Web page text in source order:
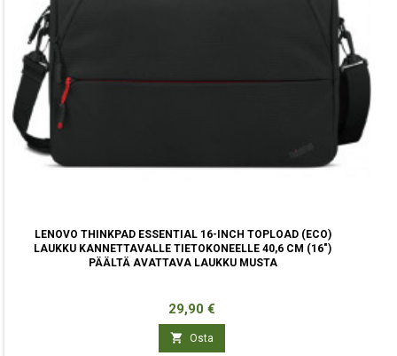
LENOVO THINKPAD ESSENTIAL 16-INCH TOPLOAD (ECO)
LAUKKU KANNETTAVALLE TIETOKONEELLE 40,6 CM (16")
PÄÄLTÄ AVATTAVA LAUKKU MUSTA
Hinta
29,90 €
 Osta